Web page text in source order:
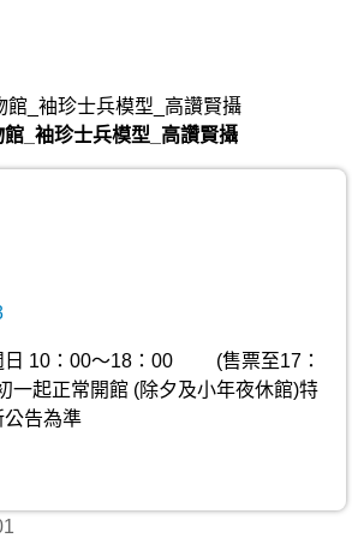
館_袖珍士兵模型_高讚賢攝
日 10：00～18：00 (售票至17：
一起正常開館 (除夕及小年夜休館)特
公告為準